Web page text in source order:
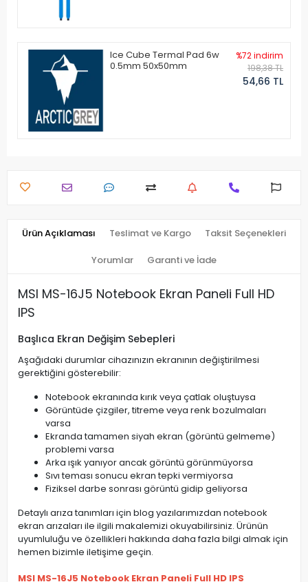
Ice Cube Termal Pad 6w
0.5mm 50x50mm
%72 indirim
198,38 TL
54,66 TL
Ürün Açıklaması Teslimat ve Kargo Taksit Seçenekleri
Yorumlar Garanti ve İade
MSI MS-16J5 Notebook Ekran Paneli Full HD
IPS
Başlıca Ekran Değişim Sebepleri
Aşağıdaki durumlar cihazınızın ekranının değiştirilmesi
gerektiğini gösterebilir:
Notebook ekranında kırık veya çatlak oluştuysa
Görüntüde çizgiler, titreme veya renk bozulmaları
varsa
Ekranda tamamen siyah ekran (görüntü gelmeme)
problemi varsa
Arka ışık yanıyor ancak görüntü görünmüyorsa
Sıvı teması sonucu ekran tepki vermiyorsa
Fiziksel darbe sonrası görüntü gidip geliyorsa
Detaylı arıza tanımları için blog yazılarımızdan notebook
ekran arızaları ile ilgili makalemizi okuyabilirsiniz. Ürünün
uyumluluğu ve özellikleri hakkında daha fazla bilgi almak için
hemen bizimle iletişime geçin.
MSI MS-16J5 Notebook Ekran Paneli Full HD IPS